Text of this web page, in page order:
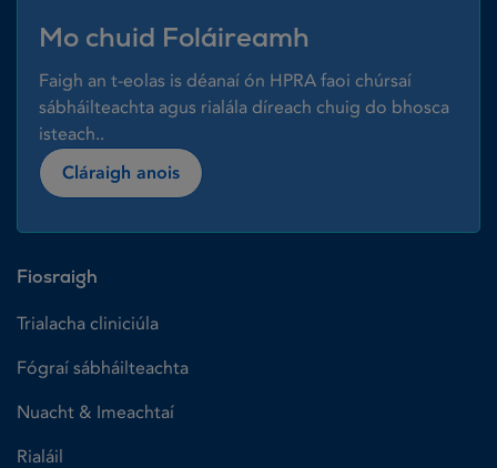
Mo chuid Foláireamh
Faigh an t-eolas is déanaí ón HPRA faoi chúrsaí
sábháilteachta agus rialála díreach chuig do bhosca
isteach..
Cláraigh anois
Fiosraigh
Trialacha cliniciúla
Fógraí sábháilteachta
Nuacht & Imeachtaí
Rialáil